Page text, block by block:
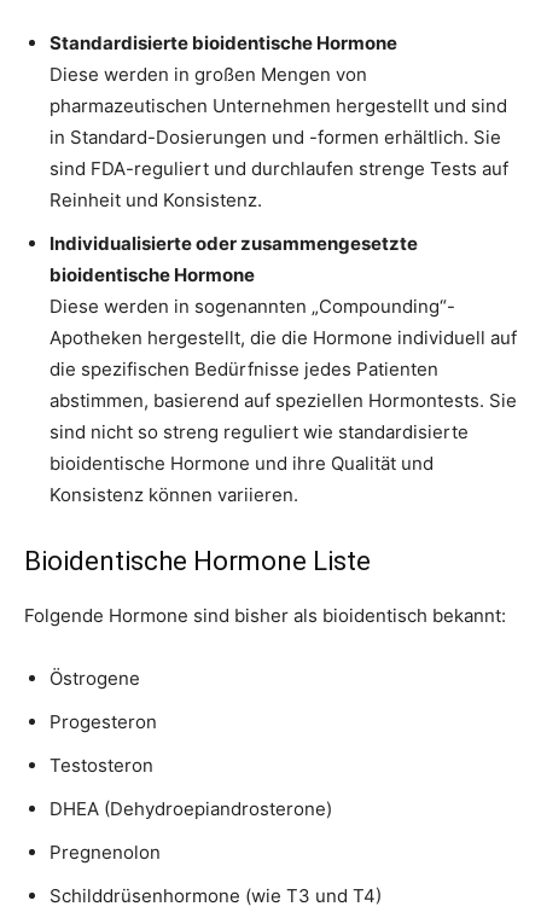
Standardisierte bioidentische Hormone
Diese werden in großen Mengen von
pharmazeutischen Unternehmen hergestellt und sind
in Standard-Dosierungen und -formen erhältlich. Sie
sind FDA-reguliert und durchlaufen strenge Tests auf
Reinheit und Konsistenz.
Individualisierte oder zusammengesetzte
bioidentische Hormone
Diese werden in sogenannten „Compounding“-
Apotheken hergestellt, die die Hormone individuell auf
die spezifischen Bedürfnisse jedes Patienten
abstimmen, basierend auf speziellen Hormontests. Sie
sind nicht so streng reguliert wie standardisierte
bioidentische Hormone und ihre Qualität und
Konsistenz können variieren.
Bioidentische Hormone Liste
Folgende Hormone sind bisher als bioidentisch bekannt:
Östrogene
Progesteron
Testosteron
DHEA (Dehydroepiandrosterone)
Pregnenolon
Schilddrüsenhormone (wie T3 und T4)